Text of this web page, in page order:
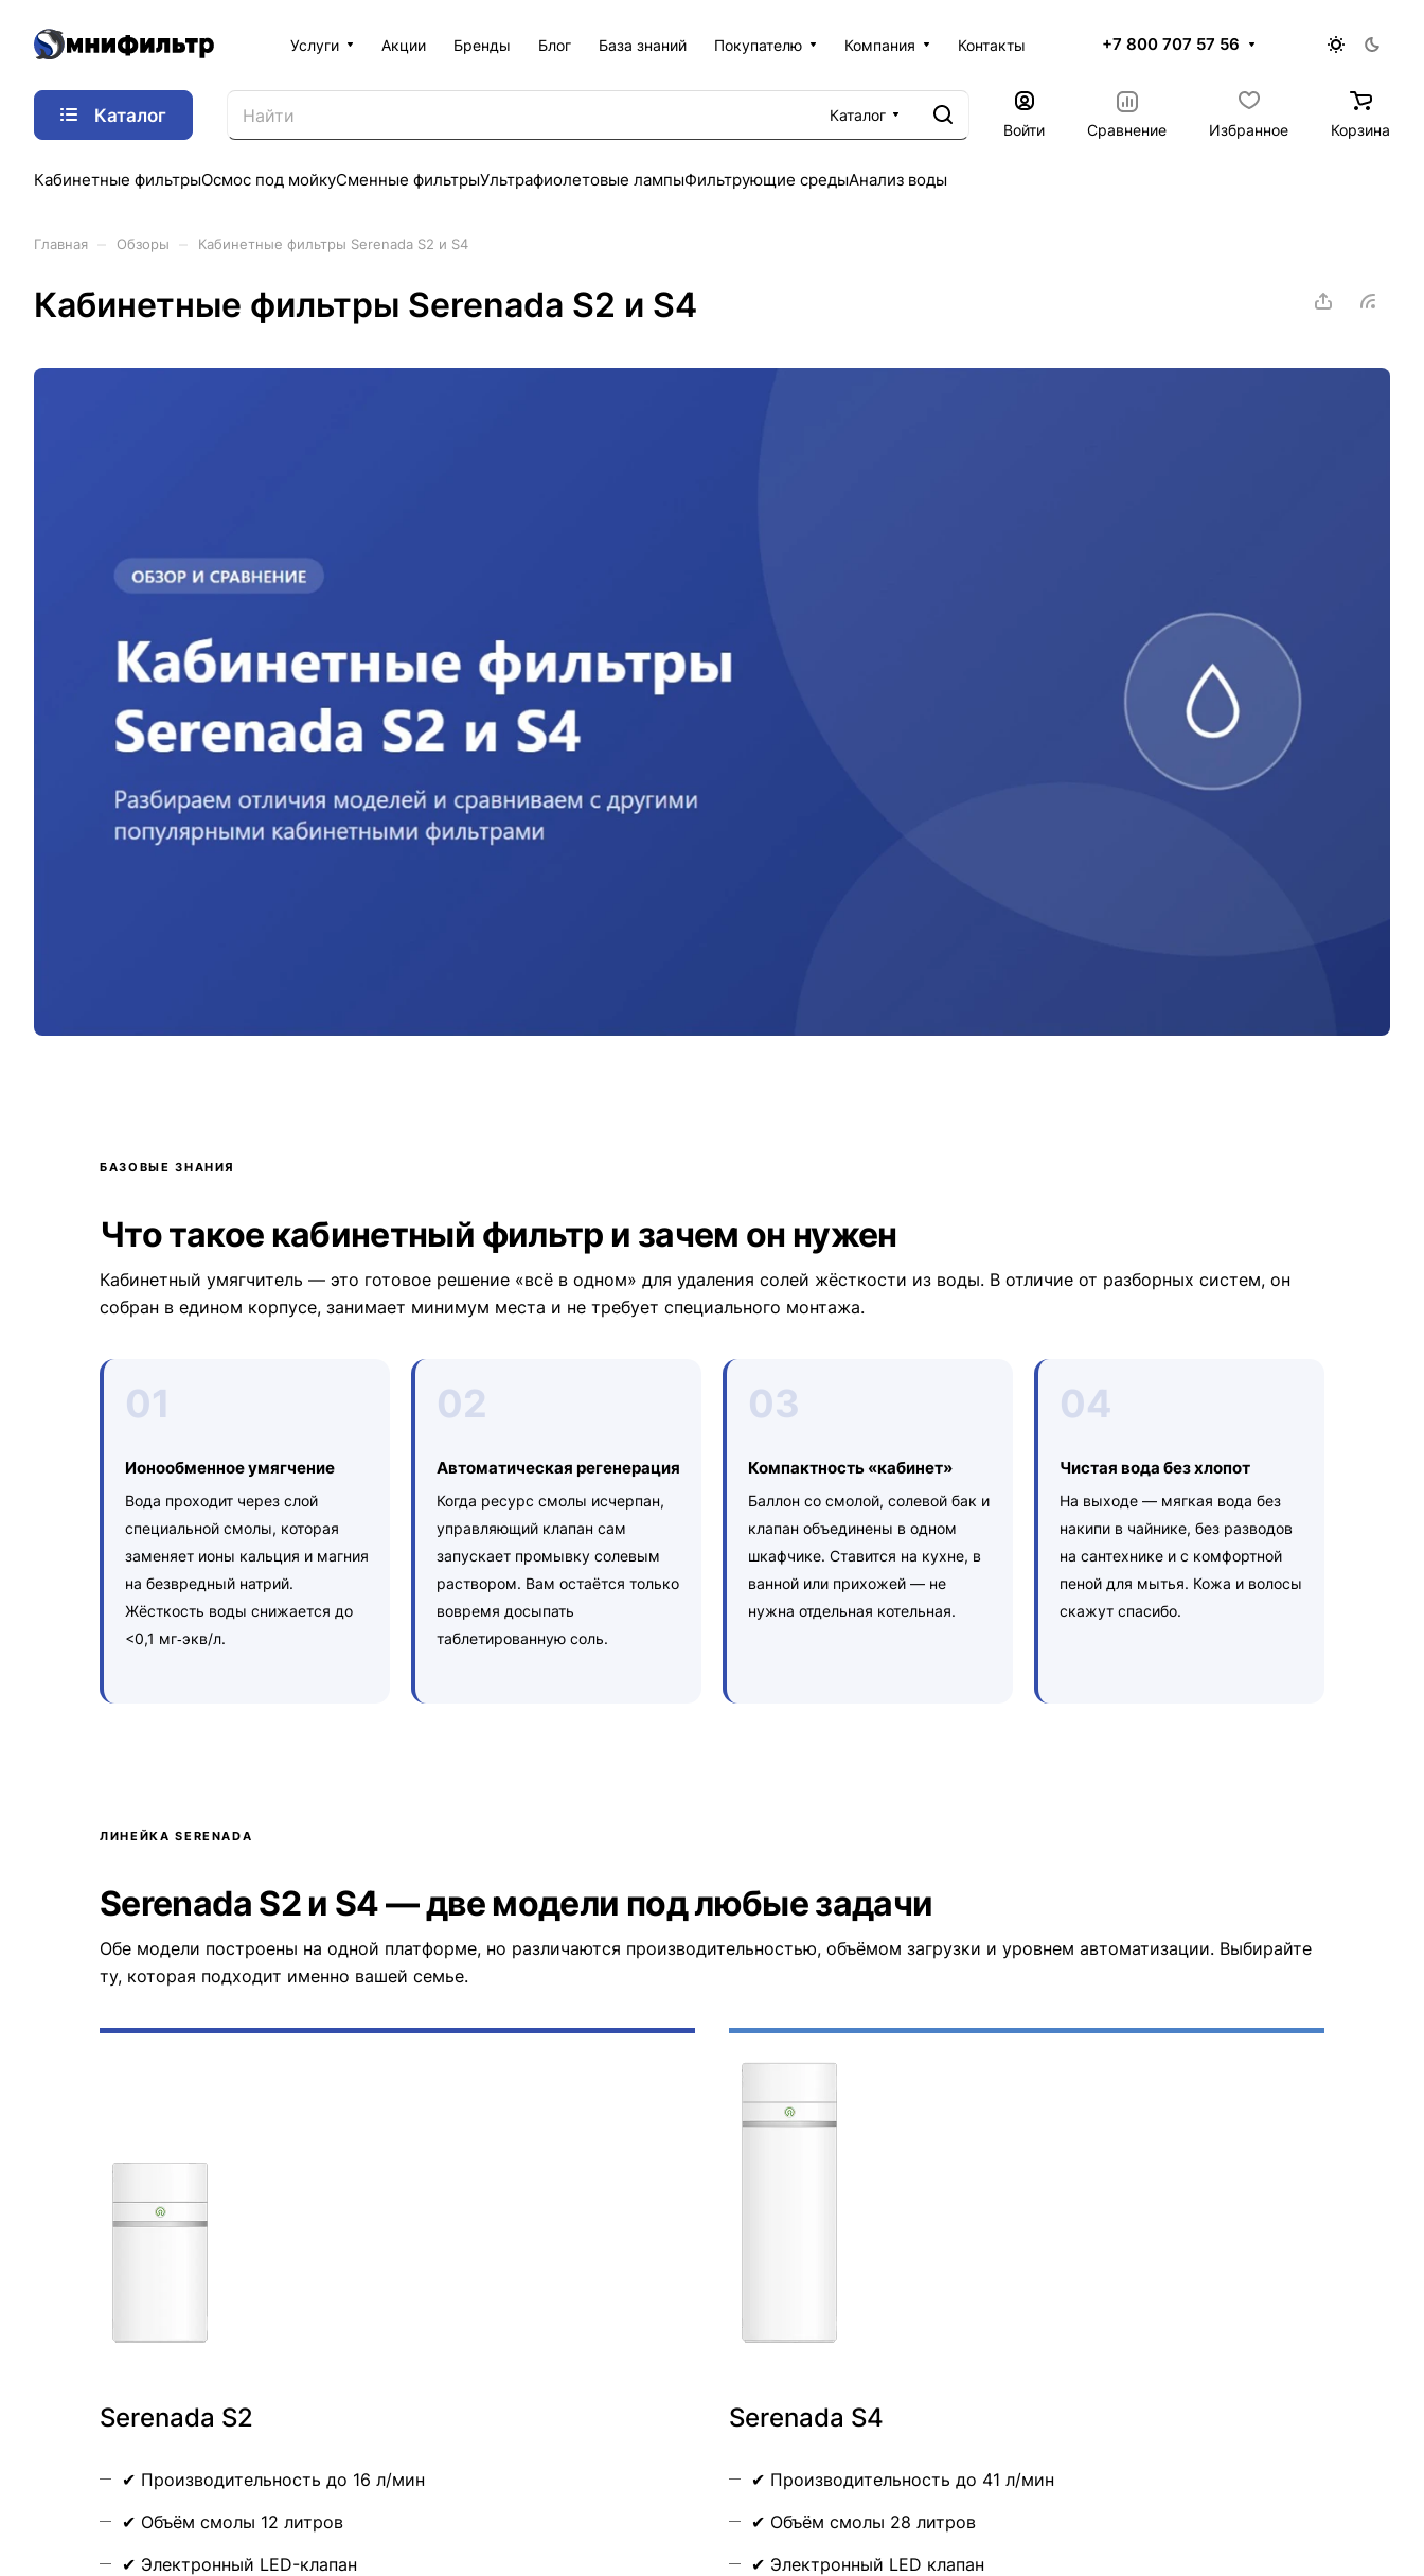
Услуги Акции Бренды Блог База знаний Покупателю Компания Контакты +7 800 707 57 56
Каталог
Каталог
Войти
Сравнение Избранное Корзина
Кабинетные фильтрыОсмос под мойкуСменные фильтрыУльтрафиолетовые лампыФильтрующие средыАнализ воды
Главная Обзоры Кабинетные фильтры Serenada S2 и S4
Кабинетные фильтры Serenada S2 и S4
БАЗОВЫЕ ЗНАНИЯ
Что такое кабинетный фильтр и зачем он нужен
Кабинетный умягчитель — это готовое решение «всё в одном» для удаления солей жёсткости из воды. В отличие от разборных систем, он
собран в едином корпусе, занимает минимум места и не требует специального монтажа.
01
Ионообменное умягчение
Вода проходит через слой
специальной смолы, которая
заменяет ионы кальция и магния
на безвредный натрий.
Жёсткость воды снижается до
<0,1 мг‑экв/л.
02
Автоматическая регенерация
Когда ресурс смолы исчерпан,
управляющий клапан сам
запускает промывку солевым
раствором. Вам остаётся только
вовремя досыпать
таблетированную соль.
03
Компактность «кабинет»
Баллон со смолой, солевой бак и
клапан объединены в одном
шкафчике. Ставится на кухне, в
ванной или прихожей — не
нужна отдельная котельная.
04
Чистая вода без хлопот
На выходе — мягкая вода без
накипи в чайнике, без разводов
на сантехнике и с комфортной
пеной для мытья. Кожа и волосы
скажут спасибо.
ЛИНЕЙКА SERENADA
Serenada S2 и S4 — две модели под любые задачи
Обе модели построены на одной платформе, но различаются производительностью, объёмом загрузки и уровнем автоматизации. Выбирайте
ту, которая подходит именно вашей семье.
Serenada S2
✔ Производительность до 16 л/мин
✔ Объём смолы 12 литров
✔ Электронный LED-клапан
Serenada S4
✔ Производительность до 41 л/мин
✔ Объём смолы 28 литров
✔ Электронный LED клапан